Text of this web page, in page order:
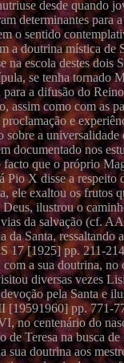
desde quando
determinantes para
o sentido
a doutrina mística
escola destes dois
se tenha tornado
a difusão do
assim como com as
e
a
documentado nos
que o próprio
Pio X disse a
ele exaltou os frutos
ilustrou o
da salvação (cf.
da Santa,
17 [1925] pp. 211-
com a sua doutrina,
diversas vezes
pela Santa e
pp. 771-
no centenário do
Teresa na busca
doutrina aos